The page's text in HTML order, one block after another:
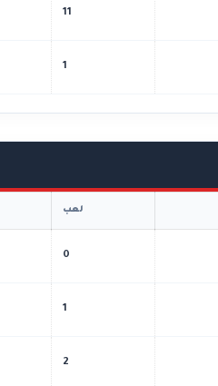
11
1
لعب
0
1
2